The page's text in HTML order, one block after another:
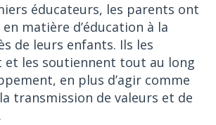
éducateurs, les parents ont
matière d’éducation à la
de leurs enfants. Ils les
et les soutiennent tout au long
en plus d’agir comme
transmission de valeurs et de